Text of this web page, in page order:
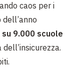
caos per i
dell’anno
9.000 scuole